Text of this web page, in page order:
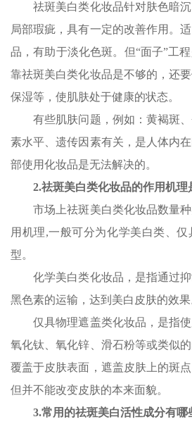
祛斑美白类化妆品针对肤色暗沉
局部瑕疵，具有一定的改善作用。
品，有助于淡化色斑。但“面子”工
靠祛斑美白类化妆品是不够的，还
保湿等，使肌肤处于健康的状态。
有些肌肤问题，例如：黄褐斑、
素水平、遗传因素有关，是人体内
部使用化妆品是无法解决的。
2.祛斑美白类化妆品的作用机理
市场上祛斑美白类化妆品数量种
用机理,一般可分为化学美白类、
型。
化学美白类化妆品，是指通过抑
黑色素的运输，达到美白皮肤的效果
仅具物理遮盖类化妆品，是指使
氧化钛、氧化锌、滑石粉等或类似
覆盖于皮肤表面，遮盖皮肤上的斑
但并不能改变皮肤的本来面貌。
3.常用的祛斑美白活性成分有哪